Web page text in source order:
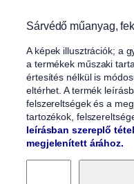
Sárvédő műanyag,
A képek illusztrációk; a
a termékek műszaki
értesítés nélkül is
eltérhet. A termék
felszereltségek és a
tartozékok,
leírásban szereplő
megjelenített árához.